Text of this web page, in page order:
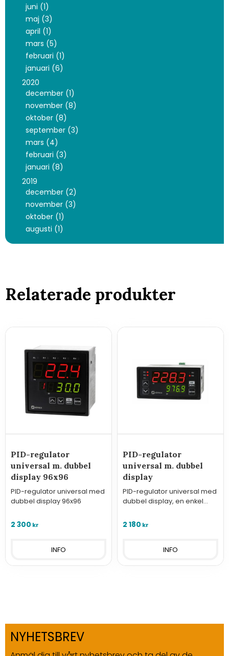
juni (1)
maj (3)
april (1)
mars (5)
februari (1)
januari (6)
2020
december (1)
november (8)
oktober (8)
september (3)
mars (4)
februari (3)
januari (8)
2019
december (2)
november (3)
oktober (1)
augusti (1)
Relaterade produkter
PID-regulator
universal m. dubbel
display 96x96
PID-regulator universal med
dubbel display 96x96
2 300 kr
INFO
PID-regulator
universal m. dubbel
display
PID-regulator universal med
dubbel display, en enkel
avancerad PID-kontroller
2 180 kr
INFO
NYHETSBREV